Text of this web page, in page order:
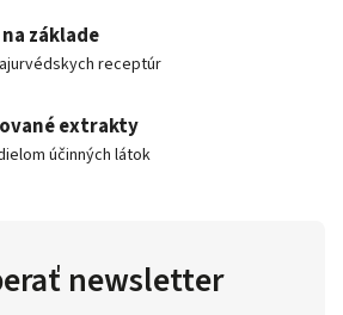
základe
receptúr
extrakty
účinných látok
newsletter